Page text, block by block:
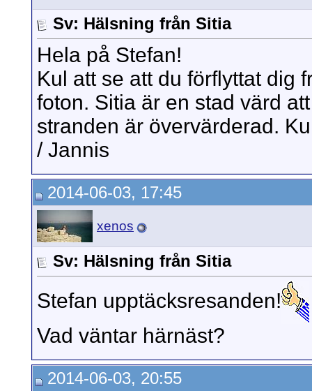
Sv: Hälsning från Sitia
Hela på Stefan!
Kul att se att du förflyttat dig
foton. Sitia är en stad värd
stranden är övervärderad.
/ Jannis
2014-06-03, 17:45
xenos
Sv: Hälsning från Sitia
Stefan upptäcksresanden!
Vad väntar härnäst?
2014-06-03, 20:55